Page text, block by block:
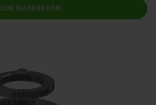
WARENKORB